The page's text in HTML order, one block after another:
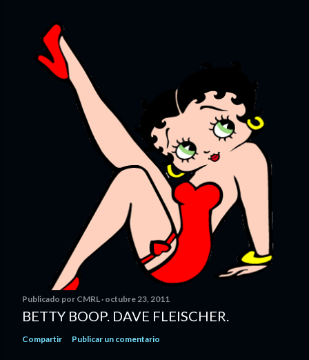
Publicado por CMRL octubre 23, 2011
BETTY BOOP. DAVE FLEISCHER.
Compartir Publicar un comentario